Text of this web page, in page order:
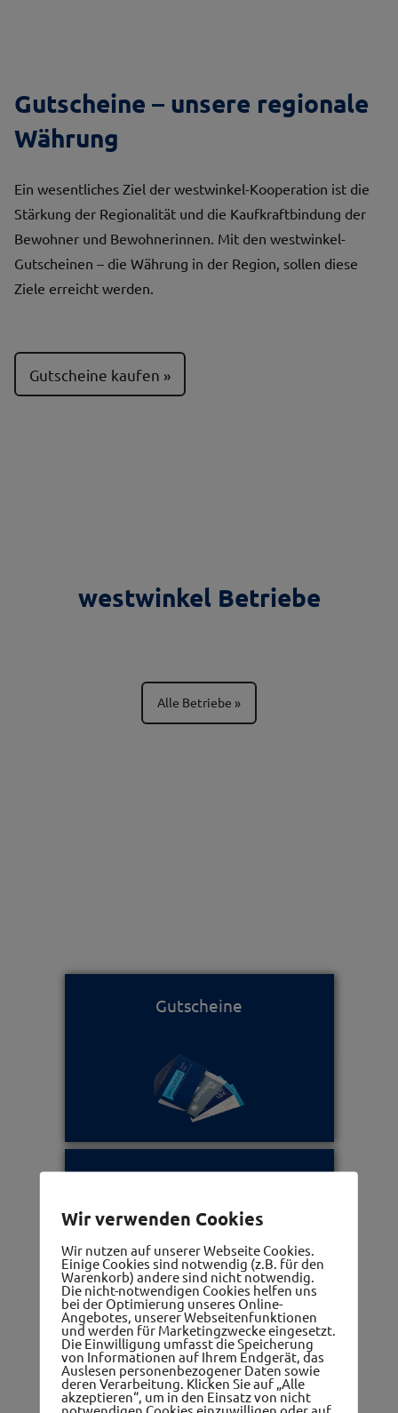
Gutscheine – unsere regionale
Währung
Ein wesentliches Ziel der westwinkel-Kooperation ist die
Stärkung der Regionalität und die Kaufkraftbindung der
Bewohner und Bewohnerinnen. Mit den westwinkel-
Gutscheinen – die Währung in der Region, sollen diese
Ziele erreicht werden.
Gutscheine kaufen
westwinkel Betriebe
Alle Betriebe
Gutscheine
Frauennetzwerk
Wir verwenden Cookies
Wir nutzen auf unserer Webseite Cookies.
Einige Cookies sind notwendig (z.B. für den
Warenkorb) andere sind nicht notwendig.
Die nicht-notwendigen Cookies helfen uns
bei der Optimierung unseres Online-
Angebotes, unserer Webseitenfunktionen
und werden für Marketingzwecke eingesetzt.
Die Einwilligung umfasst die Speicherung
von Informationen auf Ihrem Endgerät, das
Auslesen personenbezogener Daten sowie
deren Verarbeitung. Klicken Sie auf „Alle
akzeptieren“, um in den Einsatz von nicht
notwendigen Cookies einzuwilligen oder auf